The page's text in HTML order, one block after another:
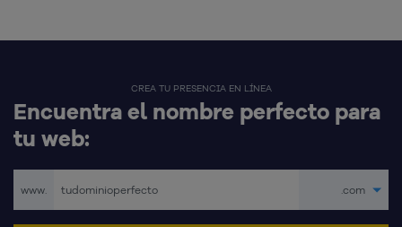
CREA TU PRESENCIA EN LÍNEA
Encuentra el nombre perfecto para
tu web:
www. .com